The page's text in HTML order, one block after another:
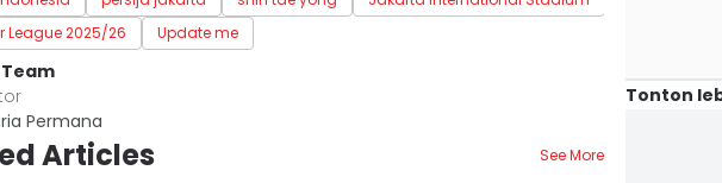
League 2025/26
Update me
Permana
Articles See More
Tonton